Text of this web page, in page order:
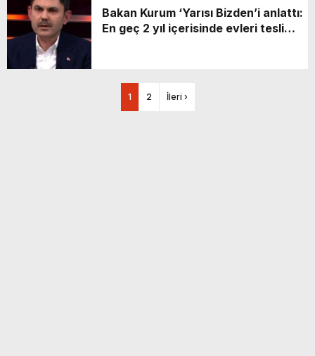
Bakan Kurum ‘Yarısı Bizden’i anlattı:
En geç 2 yıl içerisinde evleri teslim
1 2 İleri ›